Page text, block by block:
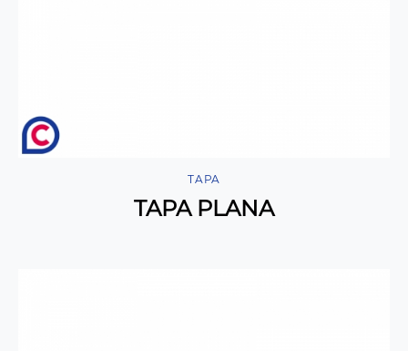
TAPA
TAPA PLANA